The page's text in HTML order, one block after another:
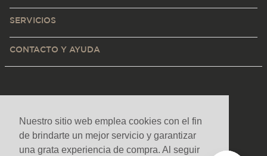
Nuestro sitio web emplea cookies con el fin
de brindarte un mejor servicio y garantizar
una grata experiencia de compra. Al seguir
SERVICIOS
CONTACTO Y AYUDA